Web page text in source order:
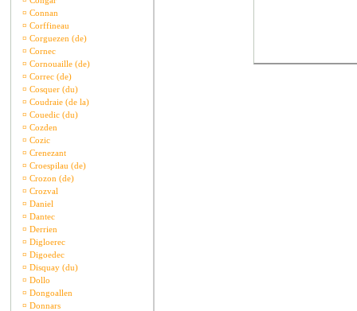
¤ Connan
¤ Corffineau
¤ Corguezen (de)
¤ Cornec
¤ Cornouaille (de)
¤ Correc (de)
¤ Cosquer (du)
¤ Coudraie (de la)
¤ Couedic (du)
¤ Cozden
¤ Cozic
¤ Crenezant
¤ Croespilau (de)
¤ Crozon (de)
¤ Crozval
¤ Daniel
¤ Dantec
¤ Derrien
¤ Digloerec
¤ Digoedec
¤ Disquay (du)
¤ Dollo
¤ Dongoallen
¤ Donnars